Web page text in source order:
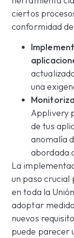
ciertos
conformidad de
una
Applivery
de tus
anomalía
abordada
La
un paso
en toda la
adoptar
nuevos
puede parecer